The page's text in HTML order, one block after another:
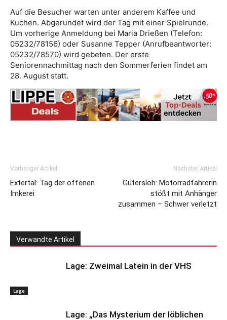
Auf die Besucher warten unter anderem Kaffee und
Kuchen. Abgerundet wird der Tag mit einer Spielrunde.
Um vorherige Anmeldung bei Maria Drießen (Telefon:
05232/78156) oder Susanne Tepper (Anrufbeantworter:
05232/78570) wird gebeten. Der erste
Seniorennachmittag nach den Sommerferien findet am
28. August statt.
Vorheriger Artikel
Extertal: Tag der offenen
Imkerei
Nächster Artikel
Gütersloh: Motorradfahrerin
stößt mit Anhänger
zusammen – Schwer verletzt
Verwandte Artikel
Lage
Lage: Zweimal Latein in der VHS
Lage: „Das Mysterium der löblichen